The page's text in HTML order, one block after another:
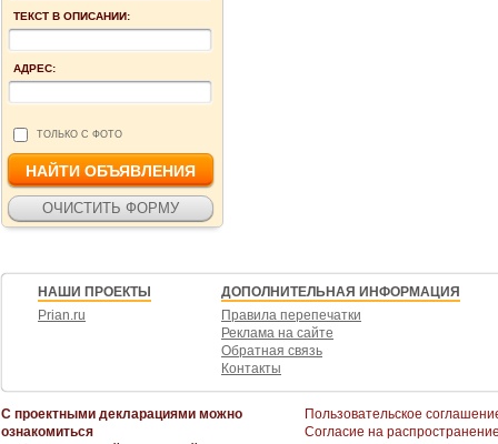
ТЕКСТ В ОПИСАНИИ:
АДРЕС:
ТОЛЬКО С ФОТО
НАШИ ПРОЕКТЫ
Prian.ru
ДОПОЛНИТЕЛЬНАЯ ИНФОРМАЦИЯ
Правила перепечатки
Реклама на сайте
Обратная связь
Контакты
С проектными декларациями можно
ознакомиться
Пользовательское
Согласие на